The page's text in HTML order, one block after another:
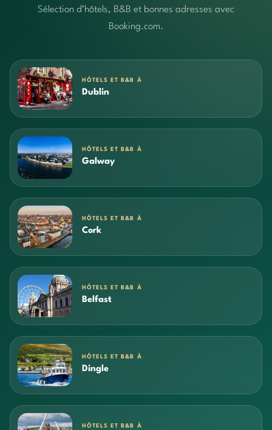
Sélection d’hôtels, B&B et bonnes adresses avec
Booking.com.
HÔTELS ET B&B À
Dublin
HÔTELS ET B&B À
Galway
HÔTELS ET B&B À
Cork
HÔTELS ET B&B À
Belfast
HÔTELS ET B&B À
Dingle
HÔTELS ET B&B À